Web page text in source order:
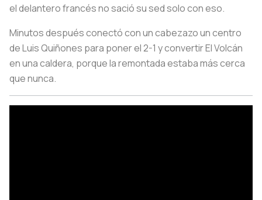
el delantero francés no sació su sed solo con eso.
Minutos después conectó con un cabezazo un centro
de Luis Quiñones para poner el 2-1 y convertir El Volcán
en una caldera, porque la remontada estaba más cerca
que nunca.